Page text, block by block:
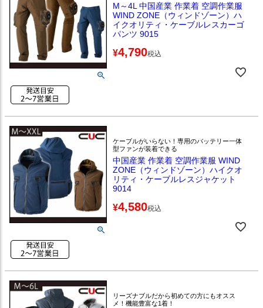
M～4L 中国産業 作業着 空調作業服
WIND ZONE（ウィンドゾーン）ハ
イクオリティ・ケーブルレスカーゴ
パンツ 9015
¥4,790税込
ケーブルがいらない！専用のバッテリー一体
型ファンが装着できる
中国産業 作業着 空調作業服 WIND
ZONE（ウィンドゾーン）ハイクオ
リティ・ケーブルレスジャケット
9014
¥4,580税込
リーズナブルだから初めての方にもオスス
メ！機能豊富な1着！